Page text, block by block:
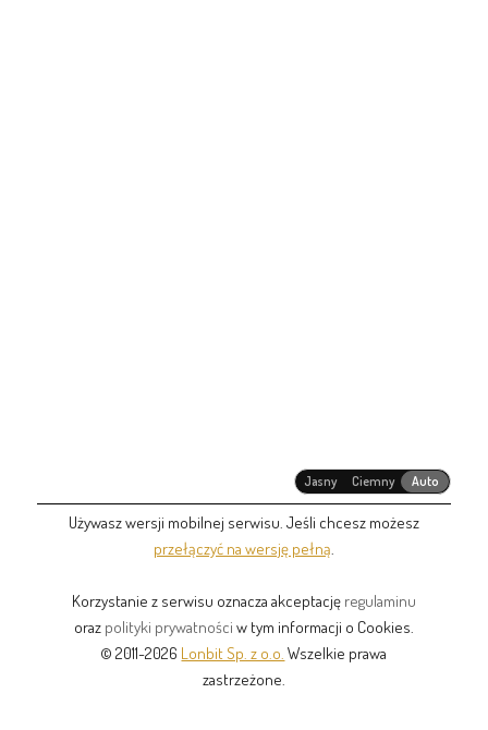
Jasny Ciemny Auto
Używasz wersji mobilnej serwisu. Jeśli chcesz możesz
przełączyć na wersję pełną
Korzystanie z serwisu oznacza akceptację regulaminu
oraz polityki prywatności w tym informacji o Cookies.
© 2011-2026 Lonbit Sp. z o.o. Wszelkie prawa
zastrzeżone.